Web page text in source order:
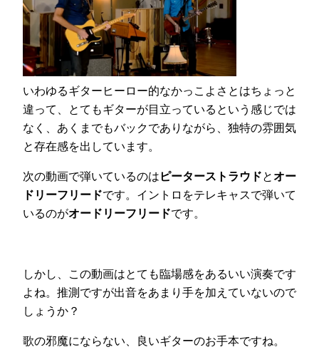
いわゆるギターヒーロー的なかっこよさとはちょっと
違って、とてもギターが目立っているという感じでは
なく、あくまでもバックでありながら、独特の雰囲気
と存在感を出しています。
次の動画で弾いているのは ピーターストラウドとオー
ドリーフリードです。イントロをテレキャスで弾いて
いるのがオードリーフリードです。
しかし、この動画はとても臨場感をあるいい演奏です
よね。推測ですが出音をあまり手を加えていないので
しょうか？
歌の邪魔にならない、良いギターのお手本ですね。